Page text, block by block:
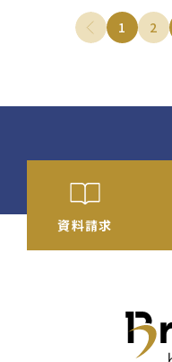
1 2
資料請求